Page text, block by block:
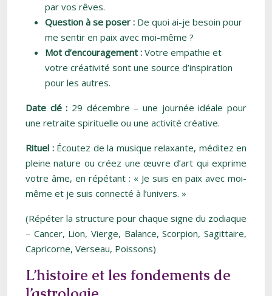
par vos rêves.
Question à se poser : De quoi ai-je besoin pour
me sentir en paix avec moi-même ?
Mot d’encouragement : Votre empathie et
votre créativité sont une source d’inspiration
pour les autres.
Date clé : 29 décembre – une journée idéale pour
une retraite spirituelle ou une activité créative.
Rituel : Écoutez de la musique relaxante, méditez en
pleine nature ou créez une œuvre d’art qui exprime
votre âme, en répétant : « Je suis en paix avec moi-
même et je suis connecté à l’univers. »
(Répéter la structure pour chaque signe du zodiaque
– Cancer, Lion, Vierge, Balance, Scorpion, Sagittaire,
Capricorne, Verseau, Poissons)
L’histoire et les fondements de